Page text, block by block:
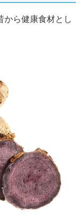
から健康食材とし